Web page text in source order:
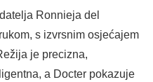
Ronnieja del
s izvrsnim osjećajem
je precizna,
a Docter pokazuje